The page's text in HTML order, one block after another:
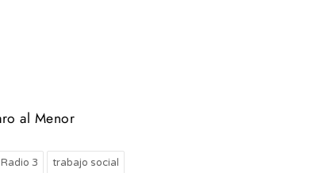
al Menor
Radio 3 trabajo social